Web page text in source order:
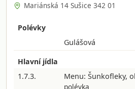
Mariánská 14 Sušice 342 01
Polévky
Gulášová
Hlavní jídla
1.7.3.
Menu: Šunkofleky,
polévka